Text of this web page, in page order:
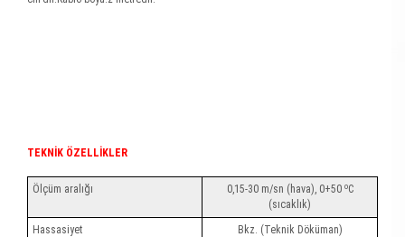
TEKNİK ÖZELLİKLER
Ölçüm aralığı 0,15-30 m/sn (hava), 0+50 oC
(sıcaklık)
Hassasiyet
Bkz. (Teknik Döküman)